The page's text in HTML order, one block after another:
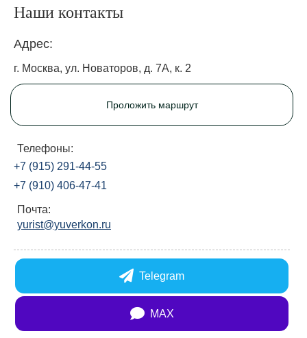
Наши контакты
Адрес:
г. Москва, ул. Новаторов, д. 7А, к. 2
Проложить маршрут
Телефоны:
+7 (915) 291-44-55
+7 (910) 406-47-41
Почта:
yurist@yuverkon.ru
Telegram
MAX